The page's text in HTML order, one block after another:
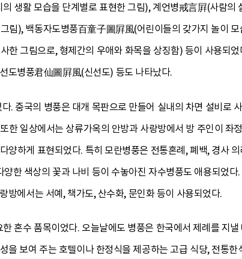
생활 모습을 단계별로 표현한 그림), 계언병戒言屛(사람의
림), 백동자도병풍百童子圖屛風(어린이들의 갖가지 놀이 모
그림으로, 형제간의 우애와 화목을 상징함) 등이 사용되었
도병풍君仙圖屛風(신선도) 등도 나타났다.
. 중국의 병풍은 대개 목판으로 만들어 실내의 차면 설비로
한 일상에서는 상류가옥의 안방과 사랑방에서 방 주인이 좌
하게 표현되었다. 특히 모란병풍은 전통혼례, 폐백, 경사 의
한 색상의 꽃과 나비 등이 수놓아진 자수병풍도 애용되었다
에서는 서예, 책가도, 산수화, 문인화 등이 사용되었다.
혼수 품목이었다. 오늘날에도 병풍은 한국에서 제례를 지낼
을 보여 주는 호텔이나 한정식을 제공하는 고급 식당, 전통한